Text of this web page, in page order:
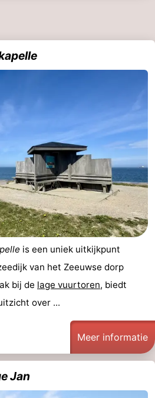
is een uniek uitkijkpunt
van het Zeeuwse dorp
bij de lage vuurtoren, biedt
over ...
Meer informatie
Jan